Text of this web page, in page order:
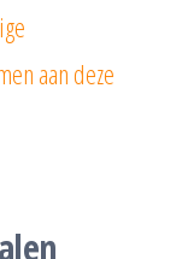
aan deze